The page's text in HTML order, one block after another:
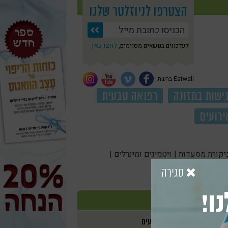
הצטרפו לניוזלטר שלנו
לעדכונים בנושאים מסוימים, לחצו כאן
Eatwell ברשת
גישות בתזונה
רפואה טבעית
מסעדות | ויטמינים ומינרלים |
אירועים
סגירה